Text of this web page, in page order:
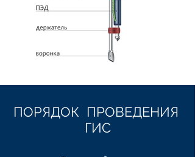
ПОРЯДОК ПРОВЕДЕНИЯ
ГИС